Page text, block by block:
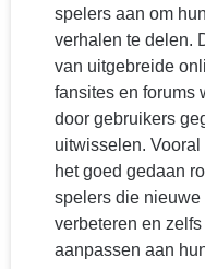
spelers aan om
verhalen te delen.
van uitgebreide
fansites en forums
door gebruikers
uitwisselen.
het goed gedaan
spelers die
verbeteren en
aanpassen aan